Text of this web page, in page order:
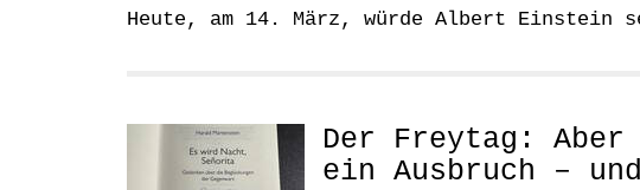
Heute, am 14. März, würde Albert Einstein
Der Freytag:
ein Ausbruch –